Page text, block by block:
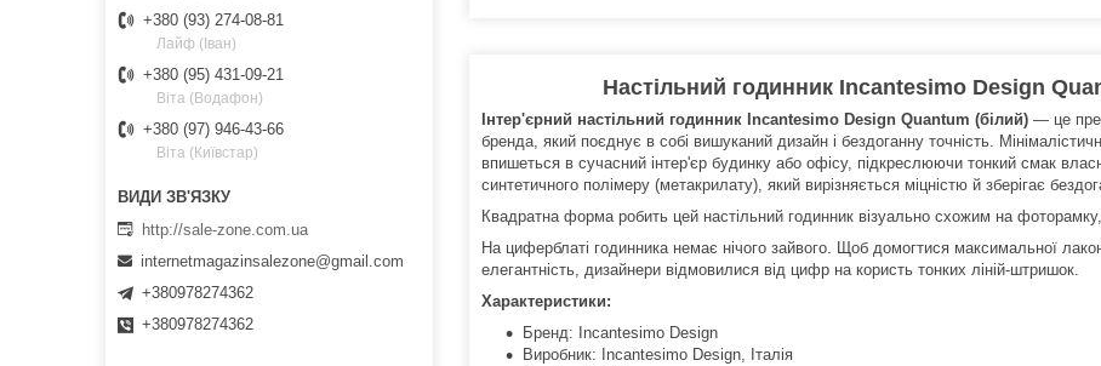
Настільний годинник Incantesimo Design
Інтер'єрний настільний годинник Incantesimo Design Quantum (білий) — це
бренда, який поєднує в собі вишуканий дизайн і бездоганну точність.
впишеться в сучасний інтер'єр будинку або офісу, підкреслюючи тонкий смак
синтетичного полімеру (метакрилату), який вирізняється міцністю й зберігає
Квадратна форма робить цей настільний годинник візуально схожим на
На циферблаті годинника немає нічого зайвого. Щоб домогтися максимальної
елегантність, дизайнери відмовилися від цифр на користь тонких ліній-штришок.
Характеристики:
Бренд: Incantesimo Design
Виробник: Incantesimo Design, Італія
+380 (93) 274-08-81
Лайф (Іван)
+380 (95) 431-09-21
Віта (Водафон)
+380 (97) 946-43-66
Віта (Київстар)
http://sale-zone.com.ua
internetmagazinsalezone@gmail.com
+380978274362
+380978274362